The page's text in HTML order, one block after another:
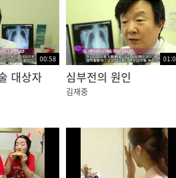
00:58
대상자 심부전의 원인
김재중